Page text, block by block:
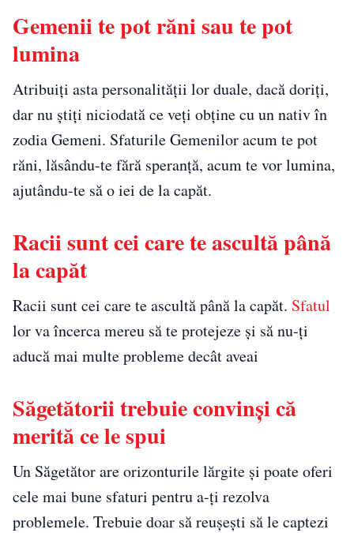
Gemenii te pot răni sau te pot
lumina
Atribuiți asta personalității lor duale, dacă doriți,
dar nu știți niciodată ce veți obține cu un nativ în
zodia Gemeni. Sfaturile Gemenilor acum te pot
răni, lăsându-te fără speranță, acum te vor lumina,
ajutându-te să o iei de la capăt.
Racii sunt cei care te ascultă până
la capăt
Racii sunt cei care te ascultă până la capăt. Sfatul
lor va încerca mereu să te protejeze și să nu-ți
aducă mai multe probleme decât aveai
Săgetătorii trebuie convinși că
merită ce le spui
Un Săgetător are orizonturile lărgite și poate oferi
cele mai bune sfaturi pentru a-ți rezolva
problemele. Trebuie doar să reușești să le captezi